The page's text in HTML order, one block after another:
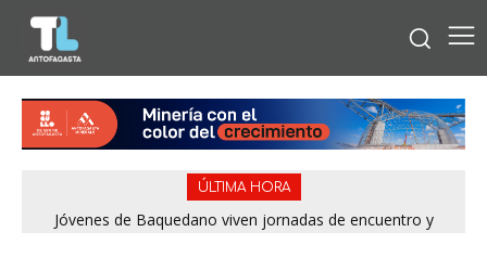
ÚLTIMA HORA
Jóvenes de Baquedano viven jornadas de encuentro y